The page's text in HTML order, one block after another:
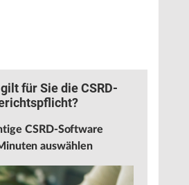
für Sie die CSRD-
CSRD-Software
auswählen